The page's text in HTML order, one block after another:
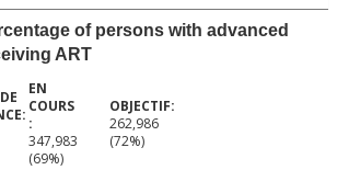
of persons with advanced
ART
347,983
(69%)
262,986
(72%)